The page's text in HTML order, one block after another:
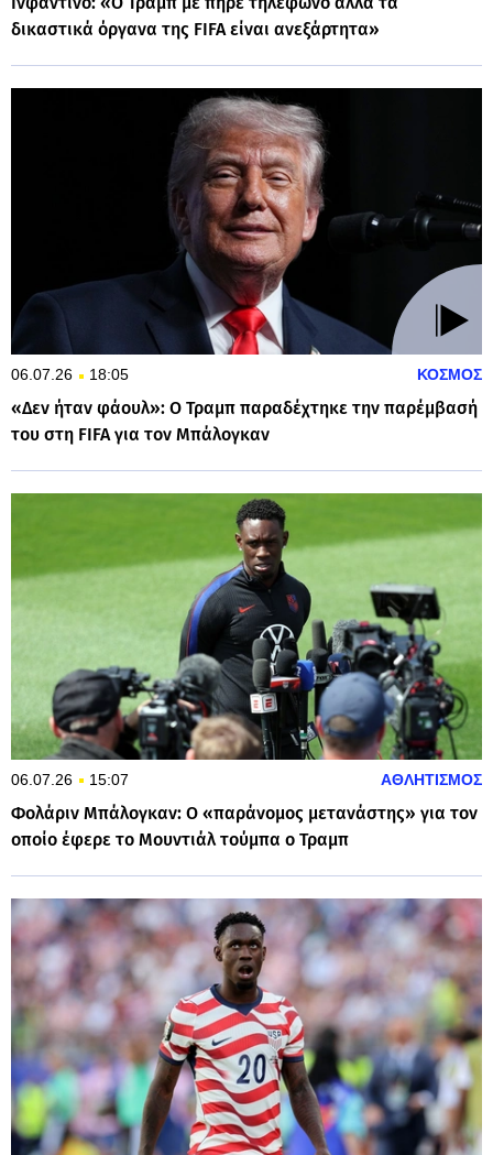
δικαστικά όργανα της FIFA είναι ανεξάρτητα»
06.07.26 18:05 ΚΟΣΜΟΣ
«Δεν ήταν φάουλ»: Ο Τραμπ παραδέχτηκε την παρέμβασή
του στη FIFA για τον Μπάλογκαν
06.07.26 15:07 ΑΘΛΗΤΙΣΜΟΣ
Φολάριν Μπάλογκαν: Ο «παράνομος μετανάστης» για τον
οποίο έφερε το Μουντιάλ τούμπα ο Τραμπ